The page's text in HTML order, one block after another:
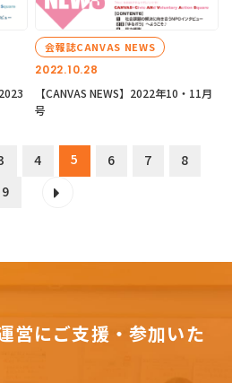
2022.10.28
会報誌CANVAS NEWS
【CANVAS NEWS】2022年10・11月
号
4 5 6 7
8
9
営にご支援・参加いた